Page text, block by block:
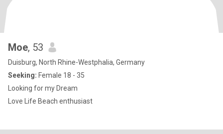
Moe, 53
Duisburg, North Rhine-Westphalia, Germany
Seeking: Female 18 - 35
Looking for my Dream
Love Life Beach enthusiast